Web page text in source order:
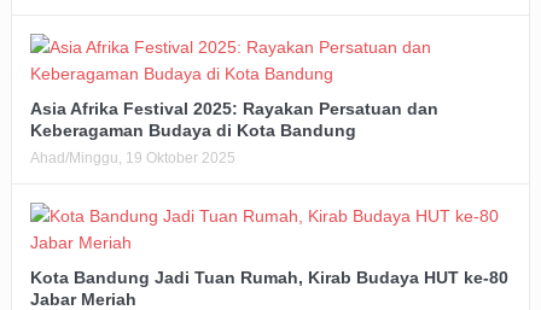
Asia Afrika Festival 2025: Rayakan Persatuan dan
Keberagaman Budaya di Kota Bandung
Ahad/Minggu, 19 Oktober 2025
Kota Bandung Jadi Tuan Rumah, Kirab Budaya HUT ke-80
Jabar Meriah